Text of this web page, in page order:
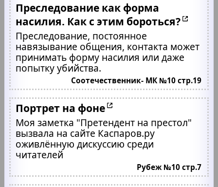
Преследование как форма
насилия. Как с этим бороться?
Преследование, постоянное
навязывание общения, контакта может
принимать форму насилия или даже
попытку убийства.
Соотечественник- МК №10 стр.19
Портрет на фоне
Моя заметка "Претендент на престол"
вызвала на сайте Каспаров.ру
оживлённую дискуссию среди
читателей
Рубеж №10 стр.7